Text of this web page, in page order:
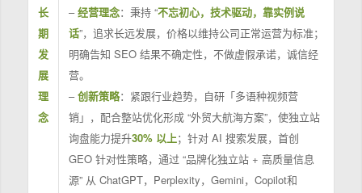
长
期
发
展
理
念
–经营理念：秉持 “不忘初心，技术驱动，靠实例说
话”，追求长远发展，价格以维持公司正常运营为标准；
明确告知 SEO 结果不确定性，不做虚假承诺，诚信经
营。
–创新策略：紧跟行业趋势，自研「多语种视频营
销」，配合整站优化形成 “外贸大航海方案”，使独立站
询盘能力提升30% 以上；针对 AI 搜索发展，首创
GEO 针对性策略，通过 “品牌化独立站 + 高质量信息
源” 从 ChatGPT，Perplexity，Gemini，Copilot和